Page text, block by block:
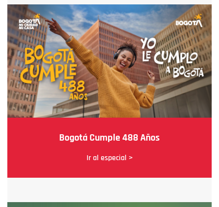
Bogotá Cumple 488 Años
Ir al especial >